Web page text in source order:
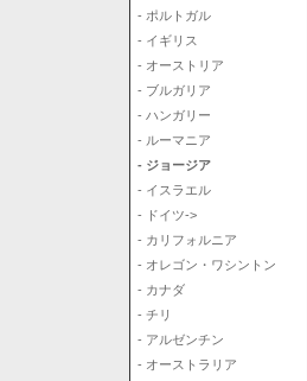
- ポルトガル
- イギリス
- オーストリア
- ブルガリア
- ハンガリー
- ルーマニア
- ジョージア
- イスラエル
- ドイツ->
- カリフォルニア
- オレゴン・ワシントン
- カナダ
- チリ
- アルゼンチン
- オーストラリア